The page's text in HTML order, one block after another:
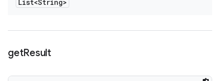
List<String>
getResult